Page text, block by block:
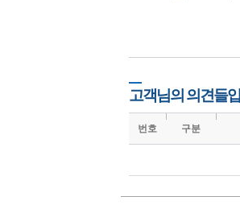
고객님의 의견들
번호 구분